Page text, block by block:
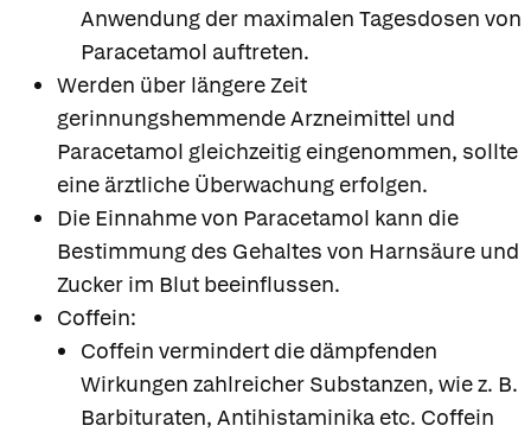
Anwendung der maximalen Tagesdosen von
Paracetamol auftreten.
Werden über längere Zeit
gerinnungshemmende Arzneimittel und
Paracetamol gleichzeitig eingenommen, sollte
eine ärztliche Überwachung erfolgen.
Die Einnahme von Paracetamol kann die
Bestimmung des Gehaltes von Harnsäure und
Zucker im Blut beeinflussen.
Coffein:
Coffein vermindert die dämpfenden
Wirkungen zahlreicher Substanzen, wie z. B.
Barbituraten, Antihistaminika etc. Coffein